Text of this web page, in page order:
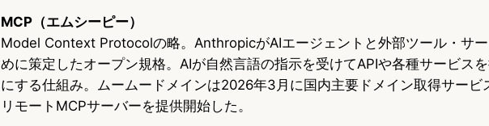
MCP（エムシーピー）
Model Context Protocolの略。AnthropicがAIエージェントと外部ツール・サ
めに策定したオープン規格。AIが自然言語の指示を受けてAPIや各種サービス
にする仕組み。ムームードメインは2026年3月に国内主要ドメイン取得サービ
リモートMCPサーバーを提供開始した。